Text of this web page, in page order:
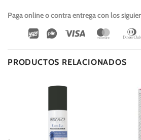
Paga online o contra entrega con los
Wirecard
Vipps Visa
PRODUCTOS RELACIONADOS